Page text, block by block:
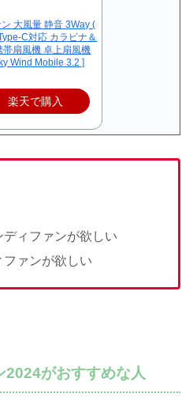
大風量 静音 3Way (
C対応 カラビナ＆
帯扇風機 卓上扇風機
Wind Mobile 3.2 ]
楽天で購入
ィファンが欲しい
ァンが欲しい
2024がおすすめな人